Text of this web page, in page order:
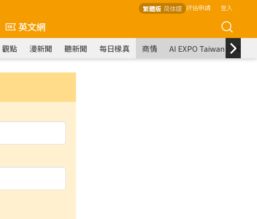
繁體版 简体版 評估申請 登入
英文網
觀點 漫新聞 聽新聞 每日椽真 商情 AI EXPO Taiwan